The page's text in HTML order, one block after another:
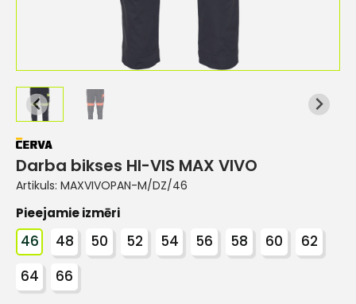
Darba bikses HI-VIS MAX VIVO
Artikuls: MAXVIVOPAN-M/DZ/46
Pieejamie izmēri
46 48 50 52 54 56 58 60
62
64
66